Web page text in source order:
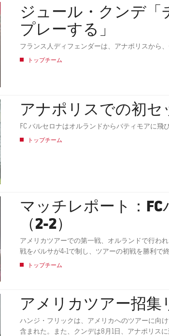
ジュール・クンデ
プレーする」
フランス人ディフェンダーは、アナポリスから
トップチーム
アナポリスでの初セ
FC バルセロナはオルランドからバティモアに
トップチーム
マッチレポート：
（2-2）
アメリカツアーでの第一戦、オルランドで行わ
戦をバルサが4-1で制し、ツアーの初戦を勝利で
トップチーム
アメリカツアー招集
ハンジ・フリックは、アメリカへのツアーに向
含まれた。また、クンデは8月1日、アナポリス